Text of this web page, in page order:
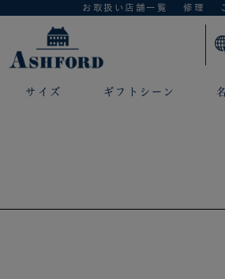
お取扱い店舗一覧 修理
サイズ ギフトシーン